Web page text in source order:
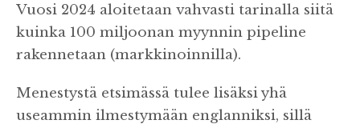
Vuosi 2024 aloitetaan vahvasti tarinalla siitä
kuinka 100 miljoonan myynnin pipeline
rakennetaan (markkinoinnilla).
Menestystä etsimässä tulee lisäksi yhä
useammin ilmestymään englanniksi, sillä